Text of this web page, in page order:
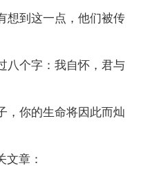
到这一点，他们被传
个字：我自怀，君与
你的生命将因此而灿
文章：